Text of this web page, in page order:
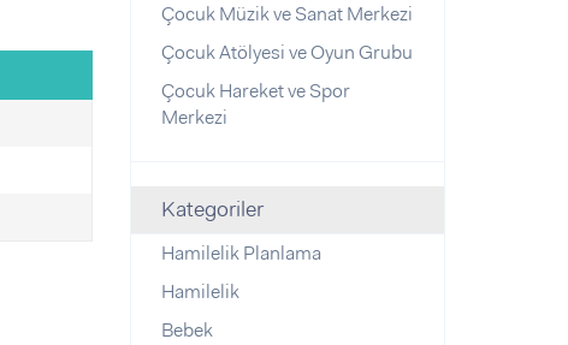
Çocuk Müzik ve Sanat Merkezi
Çocuk Atölyesi ve Oyun Grubu
Çocuk Hareket ve Spor
Merkezi
Kategoriler
Hamilelik Planlama
Hamilelik
Bebek